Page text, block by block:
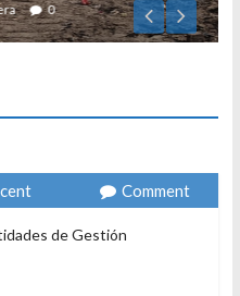
0
Comment
de Gestión